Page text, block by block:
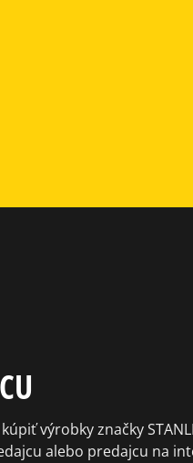
výrobky značky
alebo predajcu na